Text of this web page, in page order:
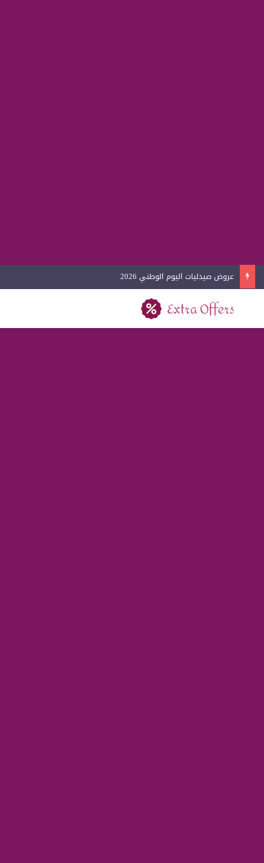
عروض آيفون اليوم الوطني 2026
بحث عن